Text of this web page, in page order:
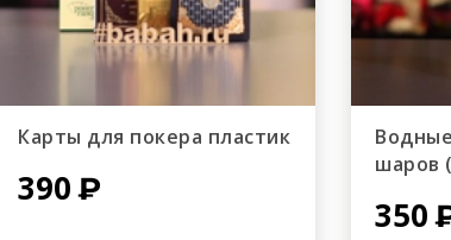
Карты для покера пластик
390
шаров
350